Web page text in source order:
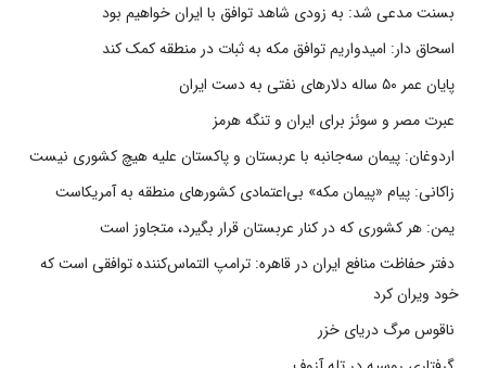
بسنت مدعی شد: به زودی شاهد توافق با ایران خواهیم بود
اسحاق دار: امیدواریم توافق مکه به ثبات در منطقه کمک کند
پایان عمر ۵۰ ساله دلارهای نفتی به دست ایران
عبرت مصر و سوئز برای ایران و تنگه هرمز
اردوغان: پیمان سه‌جانبه با عربستان و پاکستان علیه هیچ کشوری نیست
زاکانی: پیام «پیمان مکه» بی‌اعتمادی کشورهای منطقه به آمریکاست
یمن: هر کشوری که در کنار عربستان قرار بگیرد، متجاوز است
دفتر حفاظت منافع ایران در قاهره: ترامپ التماس‌کننده توافقی است که
خود ویران کرد
ناقوس مرگ دریای خزر